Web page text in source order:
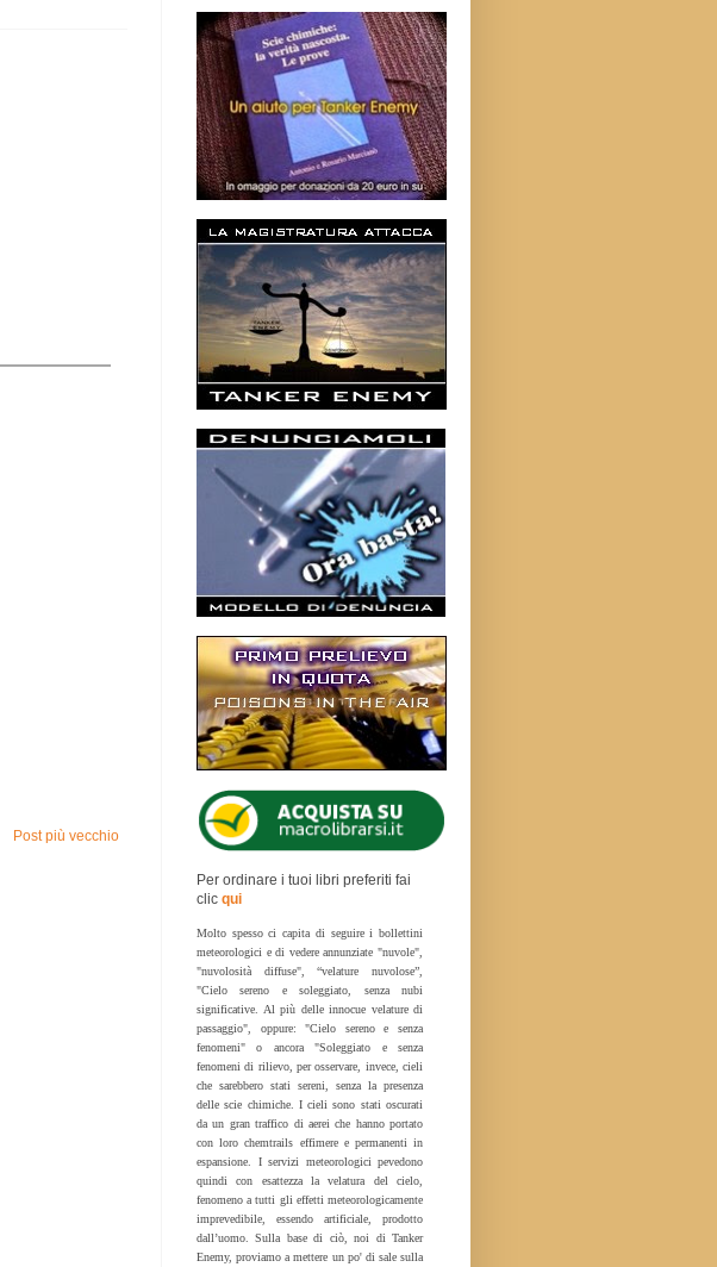
Post più vecchio
Per ordinare i tuoi libri preferiti fai
clic qui
Molto spesso ci capita di seguire i bollettini
meteorologici e di vedere annunziate "nuvole",
"nuvolosità diffuse", “velature nuvolose”,
"Cielo sereno e soleggiato, senza nubi
significative. Al più delle innocue velature di
passaggio", oppure: "Cielo sereno e senza
fenomeni" o ancora "Soleggiato e senza
fenomeni di rilievo, per osservare, invece, cieli
che sarebbero stati sereni, senza la presenza
delle scie chimiche. I cieli sono stati oscurati
da un gran traffico di aerei che hanno portato
con loro chemtrails effimere e permanenti in
espansione. I servizi meteorologici pevedono
quindi con esattezza la velatura del cielo,
fenomeno a tutti gli effetti meteorologicamente
imprevedibile, essendo artificiale, prodotto
dall’uomo. Sulla base di ciò, noi di Tanker
Enemy, proviamo a mettere un po' di sale sulla